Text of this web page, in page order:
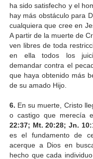
ha sido satisfecho y el
hay más obstáculo para
cualquiera que cree en
A partir de la muerte de
ven libres de toda
en ella todos los
demandar contra el
que haya obtenido más
de su amado Hijo.
6. En su muerte, Cristo
o castigo que merecía
22:37; Mt. 20:28; Jn.
es el fundamento de
acerque a Dios en
hecho que cada